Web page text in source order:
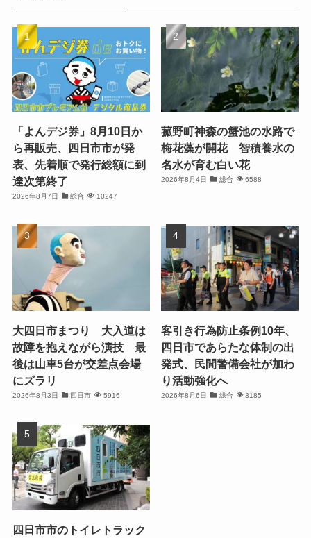
「よんデジ券」8月10日か
ら再販売、四日市市が発
表、先着順で発行総額に到
達次第終了
2026年8月7日 総合 10247
菰野町神森の蟹池の水路で
梅花藻が開花 智積養水の
名水が育む白い花
2026年8月4日 総合 6588
大四日市まつり 大入道は
故障を抱えながら演技 最
後は山車5台が交差点会場
にズラリ
2026年8月3日 四日市 5916
客引き行為防止条例10年、
四日市であらたな体制の出
発式、民間警備会社が加わ
り活動強化へ
2026年8月6日 総合 3185
四日市市のトイレトラック